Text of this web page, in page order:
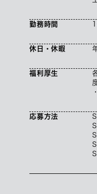
勤務時間
休日・休暇
福利厚生
応募方法